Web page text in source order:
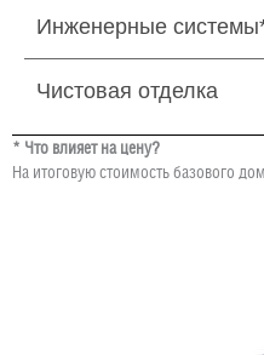
Инженерные
Чистовая отделка
* Что влияет на цену?
На итоговую стоимость базового